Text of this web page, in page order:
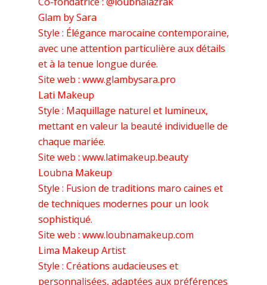
Glam by Sara
Style : Élégance marocaine contemporaine,
avec une attention particulière aux détails
et à la tenue longue durée.
Site web : www.glambysara.pro
Lati Makeup
Style : Maquillage naturel et lumineux,
mettant en valeur la beauté individuelle de
chaque mariée.
Site web : www.latimakeup.beauty
Loubna Makeup
Style : Fusion de traditions maro caines et
de techniques modernes pour un look
sophistiqué.
Site web : www.loubnamakeup.com
Lima Makeup Artist
Style : Créations audacieuses et
personnalisées, adaptées aux préférences